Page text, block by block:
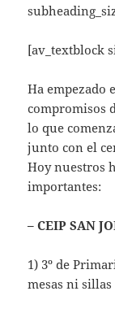
[av_textblock
Ha empezado
compromisos
lo que
junto con el
Hoy nuestros
importantes:
– CEIP SAN
1) 3º de
mesas ni sillas